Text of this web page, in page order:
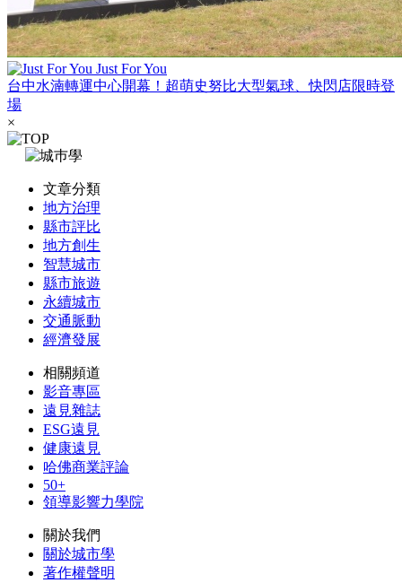
Just For You
台中水湳轉運中心開幕！超萌史努比大型氣球、快閃店限時登
場
×
文章分類
地方治理
縣市評比
地方創生
智慧城市
縣市旅遊
永續城市
交通脈動
經濟發展
相關頻道
影音專區
遠見雜誌
ESG遠見
健康遠見
哈佛商業評論
50+
領導影響力學院
關於我們
關於城市學
著作權聲明